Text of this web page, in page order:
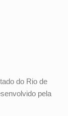
do Rio de
pela